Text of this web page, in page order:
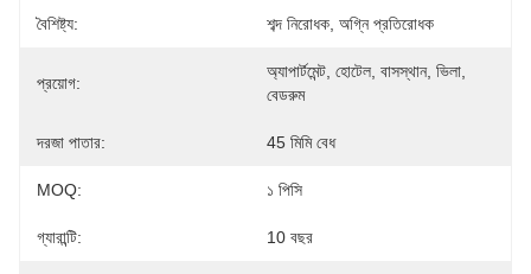
বৈশিষ্ট্য: শব্দ নিরোধক, অগ্নি প্রতিরোধক
প্রয়োগ:
অ্যাপার্টমেন্ট, হোটেল, বাসস্থান, ভিলা,
বেডরুম
দরজা পাতার: 45 মিমি বেধ
MOQ: ১ পিসি
গ্যারান্টি: 10 বছর